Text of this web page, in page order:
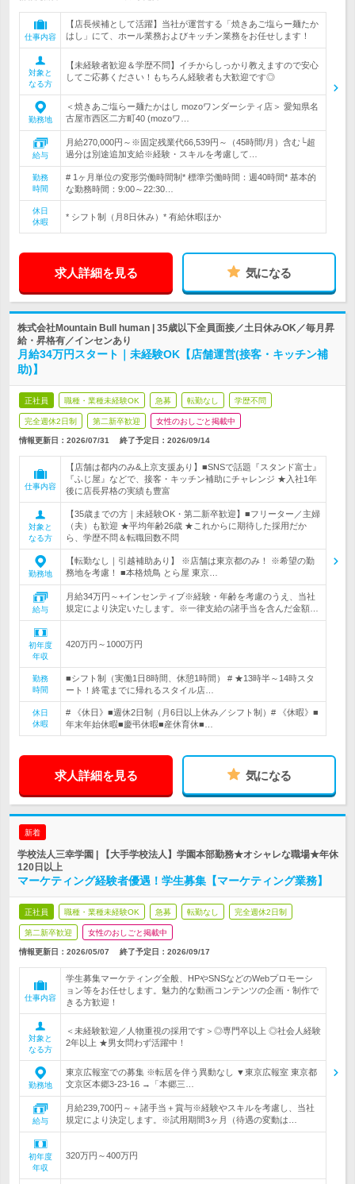
仕事内容
【店長候補として活躍】当社が運営する「焼きあご塩らー麺たか
はし」にて、ホール業務およびキッチン業務をお任せします！
対象と
なる方
【未経験者歓迎＆学歴不問】イチからしっかり教えますので安心
してご応募ください！もちろん経験者も大歓迎です◎
勤務地
＜焼きあご塩らー麺たかはし mozoワンダーシティ店＞ 愛知県名
古屋市西区二方町40 (mozoワ…
給与
月給270,000円～※固定残業代66,539円～（45時間/月）含む└超
過分は別途追加支給※経験・スキルを考慮して…
勤務
時間
# 1ヶ月単位の変形労働時間制* 標準労働時間：週40時間* 基本的
な勤務時間：9:00～22:30…
休日
休暇
* シフト制（月8日休み）* 有給休暇ほか
求人詳細を見る 気になる
株式会社Mountain Bull human | 35歳以下全員面接／土日休みOK／毎月昇
給・昇格有／インセンあり
月給34万円スタート｜未経験OK【店舗運営(接客・キッチン補
助)】
正社員 職種・業種未経験OK 急募 転勤なし 学歴不問
完全週休2日制 第二新卒歓迎 女性のおしごと掲載中
情報更新日：2026/07/31 終了予定日： 2026/09/14
仕事内容
【店舗は都内のみ&上京支援あり】■SNSで話題『スタンド富士』
『ふじ屋』などで、接客・キッチン補助にチャレンジ ★入社1年
後に店長昇格の実績も豊富
対象と
なる方
【35歳までの方｜未経験OK・第二新卒歓迎】■フリーター／主婦
（夫）も歓迎 ★平均年齢26歳 ★これからに期待した採用だか
ら、学歴不問＆転職回数不問
勤務地
【転勤なし｜引越補助あり】 ※店舗は東京都のみ！ ※希望の勤
務地を考慮！ ■本格焼鳥 とら屋 東京…
給与
月給34万円～+インセンティブ※経験・年齢を考慮のうえ、当社
規定により決定いたします。※一律支給の諸手当を含んだ金額…
初年度
年収
420万円～1000万円
勤務
時間
■シフト制（実働1日8時間、休憩1時間） # ★13時半～14時スタ
ート！終電までに帰れるスタイル店…
休日
休暇
# 《休日》■週休2日制（月6日以上休み／シフト制）# 《休暇》■
年末年始休暇■慶弔休暇■産休育休■…
求人詳細を見る 気になる
新着
学校法人三幸学園 | 【大手学校法人】学園本部勤務★オシャレな職場★年休
120日以上
マーケティング経験者優遇！学生募集【マーケティング業務】
正社員 職種・業種未経験OK 急募 転勤なし 完全週休2日制
第二新卒歓迎 女性のおしごと掲載中
情報更新日：2026/05/07 終了予定日： 2026/09/17
仕事内容
学生募集マーケティング全般、HPやSNSなどのWebプロモーシ
ョン等をお任せします。魅力的な動画コンテンツの企画・制作で
きる方歓迎！
対象と
なる方
＜未経験歓迎／人物重視の採用です＞◎専門卒以上 ◎社会人経験
2年以上 ★男女問わず活躍中！
勤務地
東京広報室での募集 ※転居を伴う異動なし ▼東京広報室 東京都
文京区本郷3-23-16 →「本郷三…
給与
月給239,700円～＋諸手当＋賞与※経験やスキルを考慮し、当社
規定により決定します。※試用期間3ヶ月（待遇の変動は…
初年度
年収
320万円～400万円